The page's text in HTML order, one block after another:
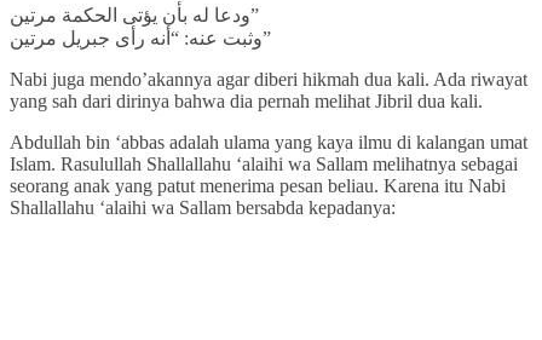
ودعا له بأن يؤتى الحكمة مرتين”
وثبت عنه: “أنه رأى جبريل مرتين”
Nabi juga mendo’akannya agar diberi hikmah dua kali. Ada riwayat
yang sah dari dirinya bahwa dia pernah melihat Jibril dua kali.
Abdullah bin ‘abbas adalah ulama yang kaya ilmu di kalangan umat
Islam. Rasulullah Shallallahu ‘alaihi wa Sallam melihatnya sebagai
seorang anak yang patut menerima pesan beliau. Karena itu Nabi
Shallallahu ‘alaihi wa Sallam bersabda kepadanya: